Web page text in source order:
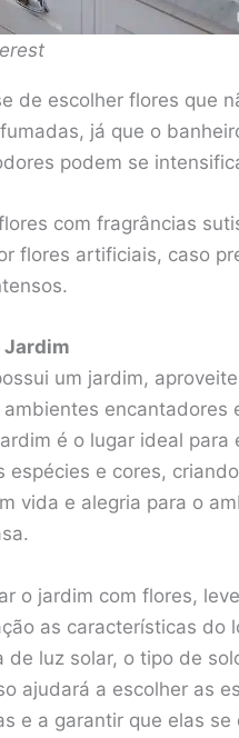
de escolher flores que
já que o
podem se
com fragrâncias
flores artificiais, caso
Jardim
um jardim,
ambientes encantadores
é o lugar ideal para
espécies e cores,
vida e alegria para o
o jardim com flores,
as características do
de luz solar, o tipo de
ajudará a escolher as
e a garantir que elas se